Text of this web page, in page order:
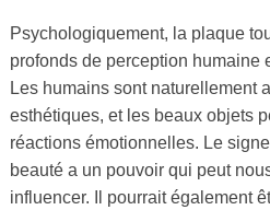
Psychologiquement, la plaque
profonds de perception humaine
Les humains sont naturellement
esthétiques, et les beaux objets
réactions émotionnelles. Le
beauté a un pouvoir qui peut
influencer. Il pourrait également